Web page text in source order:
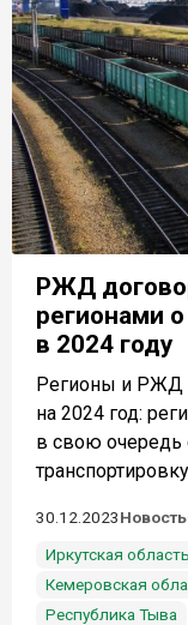
РЖД
регионами
в 2024 году
Регионы и РЖД
на 2024 год:
в свою очередь
30.12.2023Новость
Иркутская область
Кемеровская
Республика Тыва